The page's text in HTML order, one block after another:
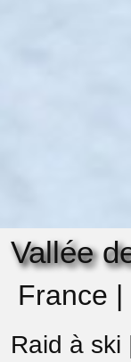
Vallée
France
Raid à ski